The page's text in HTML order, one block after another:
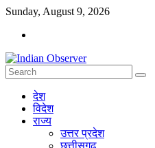
Skip
content
Sunday, August 9, 2026
Indian
Observer
News
देश
विदेश
राज्य
उत्तर प्रदेश
छत्तीसगढ़